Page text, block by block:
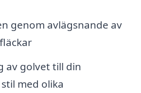
genom avlägsnande av
av golvet till din
med olika